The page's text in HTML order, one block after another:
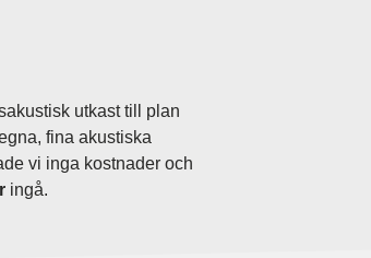
utkast till plan
fina akustiska
vi inga kostnader och
ingå.